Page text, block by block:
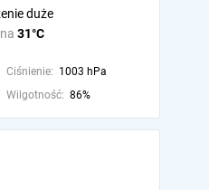
31°C
duże
Ciśnienie: 1003 hPa
Wilgotność: 86%